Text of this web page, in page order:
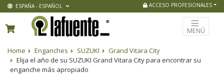
ESPAÑA - ESPAÑOL ACCESO PROFESIONALES
MENÚ
Home Enganches SUZUKI
Grand Vitara City
Elija el año de su SUZUKI Grand Vitara City para encontrar su
enganche más apropiado